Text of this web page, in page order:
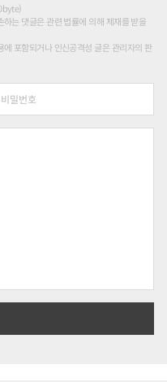
는 댓글은 관련 법률에 의해 제재를 받을
포함되거나 인신공격성 글은 관리자의 판